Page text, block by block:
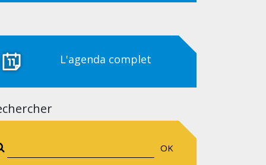
L'agenda complet
OK